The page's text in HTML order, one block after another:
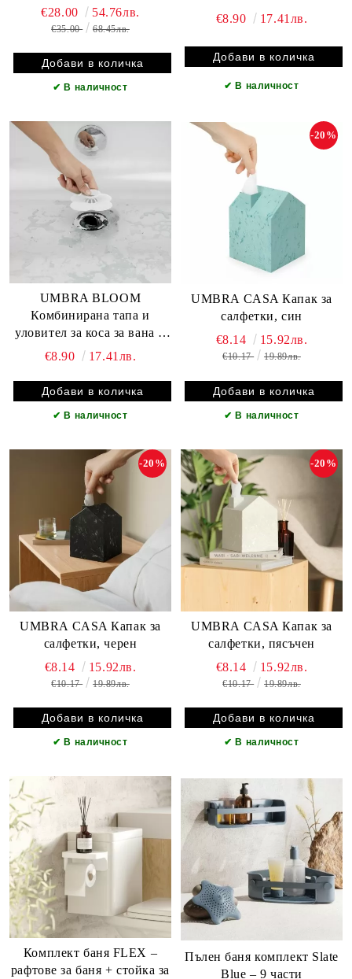
€28.00 54.76лв.
€35.00 68.45лв.
✔ В наличност
душ, черен
€8.90 17.41лв.
✔ В наличност
UMBRA BLOOM
Комбинирана тапа и
уловител за коса за вана и
душ, бял
€8.90 17.41лв.
✔ В наличност
UMBRA CASA Капак за
салфетки, син
-20%
€8.14 15.92лв.
€10.17 19.89лв.
✔ В наличност
UMBRA CASA Капак за
салфетки, черен
-20%
€8.14 15.92лв.
€10.17 19.89лв.
✔ В наличност
UMBRA CASA Капак за
салфетки, пясъчен
-20%
€8.14 15.92лв.
€10.17 19.89лв.
✔ В наличност
Комплект баня FLEX –
рафтове за баня + стойка за
Пълен баня комплект Slate
Blue – 9 части